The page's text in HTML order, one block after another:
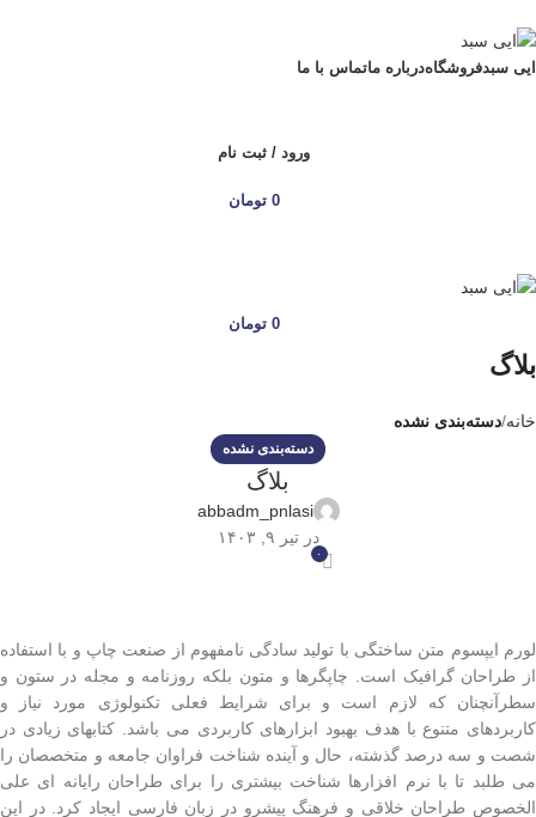
ایی سبدفروشگاهدرباره ماتماس با ما
ورود / ثبت نام
0 تومان
0 تومان
بلاگ
خانه دسته‌بندی نشده
دسته‌بندی نشده
بلاگ
abbadm_pnlasi
در تیر ۹, ۱۴۰۳
۰
لورم ایپسوم متن ساختگی با تولید سادگی نامفهوم از صنعت چاپ و با استفاده
از طراحان گرافیک است. چاپگرها و متون بلکه روزنامه و مجله در ستون و
سطرآنچنان که لازم است و برای شرایط فعلی تکنولوژی مورد نیاز و
کاربردهای متنوع با هدف بهبود ابزارهای کاربردی می باشد. کتابهای زیادی در
شصت و سه درصد گذشته، حال و آینده شناخت فراوان جامعه و متخصصان را
می طلبد تا با نرم افزارها شناخت بیشتری را برای طراحان رایانه ای علی
الخصوص طراحان خلاقی و فرهنگ پیشرو در زبان فارسی ایجاد کرد. در این